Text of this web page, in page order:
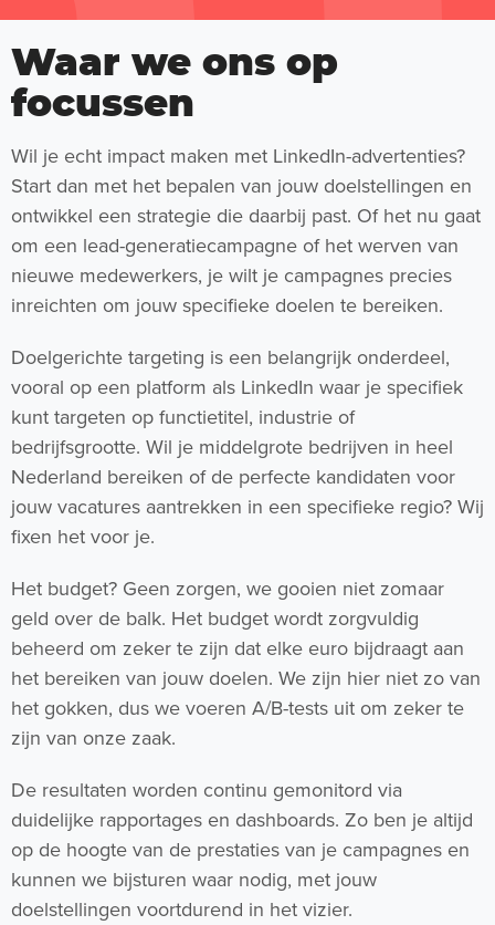
Waar we ons op
focussen
Wil je echt impact maken met LinkedIn-advertenties?
Start dan met het bepalen van jouw doelstellingen en
ontwikkel een strategie die daarbij past. Of het nu gaat
om een lead-generatiecampagne of het werven van
nieuwe medewerkers, je wilt je campagnes precies
inreichten om jouw specifieke doelen te bereiken.
Doelgerichte targeting is een belangrijk onderdeel,
vooral op een platform als LinkedIn waar je specifiek
kunt targeten op functietitel, industrie of
bedrijfsgrootte. Wil je middelgrote bedrijven in heel
Nederland bereiken of de perfecte kandidaten voor
jouw vacatures aantrekken in een specifieke regio? Wij
fixen het voor je.
Het budget? Geen zorgen, we gooien niet zomaar
geld over de balk. Het budget wordt zorgvuldig
beheerd om zeker te zijn dat elke euro bijdraagt aan
het bereiken van jouw doelen. We zijn hier niet zo van
het gokken, dus we voeren A/B-tests uit om zeker te
zijn van onze zaak.
De resultaten worden continu gemonitord via
duidelijke rapportages en dashboards. Zo ben je altijd
op de hoogte van de prestaties van je campagnes en
kunnen we bijsturen waar nodig, met jouw
doelstellingen voortdurend in het vizier.